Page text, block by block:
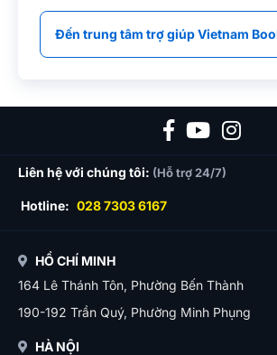
Đến trung tâm trợ giúp Vietnam
Liên hệ với chúng tôi: (Hỗ trợ 24/7)
Hotline: 028 7303 6167
HỒ CHÍ MINH
164 Lê Thánh Tôn, Phường Bến Thành
190-192 Trần Quý, Phường Minh Phụng
HÀ NỘI